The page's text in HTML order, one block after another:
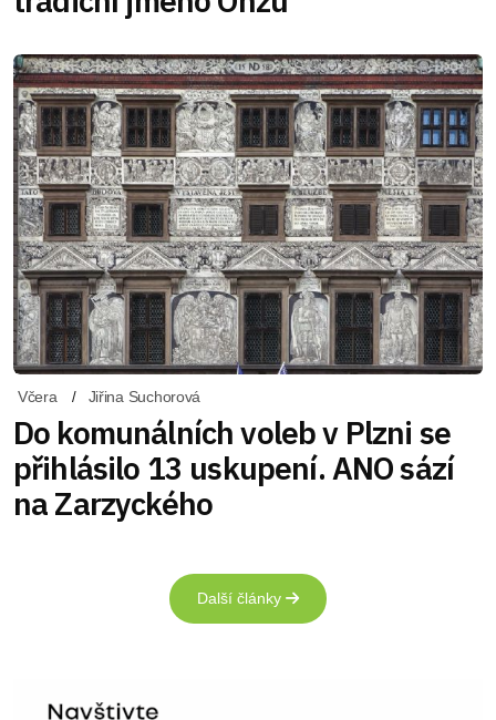
Včera Jiřina Suchorová
Do komunálních voleb v Plzni se
přihlásilo 13 uskupení. ANO sází
na Zarzyckého
Další články